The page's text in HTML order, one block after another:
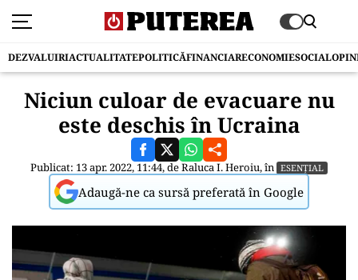
DEZVALUIRIACTUALITATEPOLITICĂFINANCIARECONOMIESOCIAL
Niciun culoar de evacuare nu
este deschis în Ucraina
Publicat: 13 apr. 2022, 11:44, deRaluca I. Heroiu, în ESENȚIAL
Adaugă-ne ca sursă preferată în Google